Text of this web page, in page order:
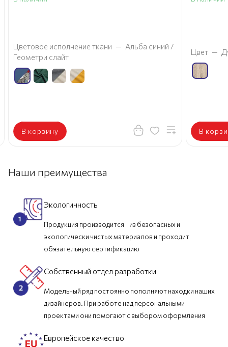
Цветовое исполнение ткани — Альба синий /
Геометри слайт
В корзину
Цвет —
В
Наши преимущества
Экологичность
Продукция производится из безопасных и
экологически чистых материалов и проходит
обязательную сертификацию
Собственный отдел разработки
Модельный ряд постоянно пополняют находки наших
дизайнеров. При работе над персональными
проектами они помогают с выбором оформления
Европейское качество